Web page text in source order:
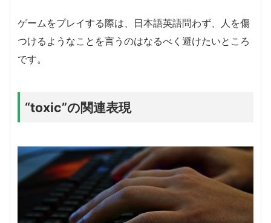
ゲームをプレイする際は、日本語英語問わず、人を傷
つけるようなことを言うのはなるべく避けたいところ
です。
“toxic”の関連表現